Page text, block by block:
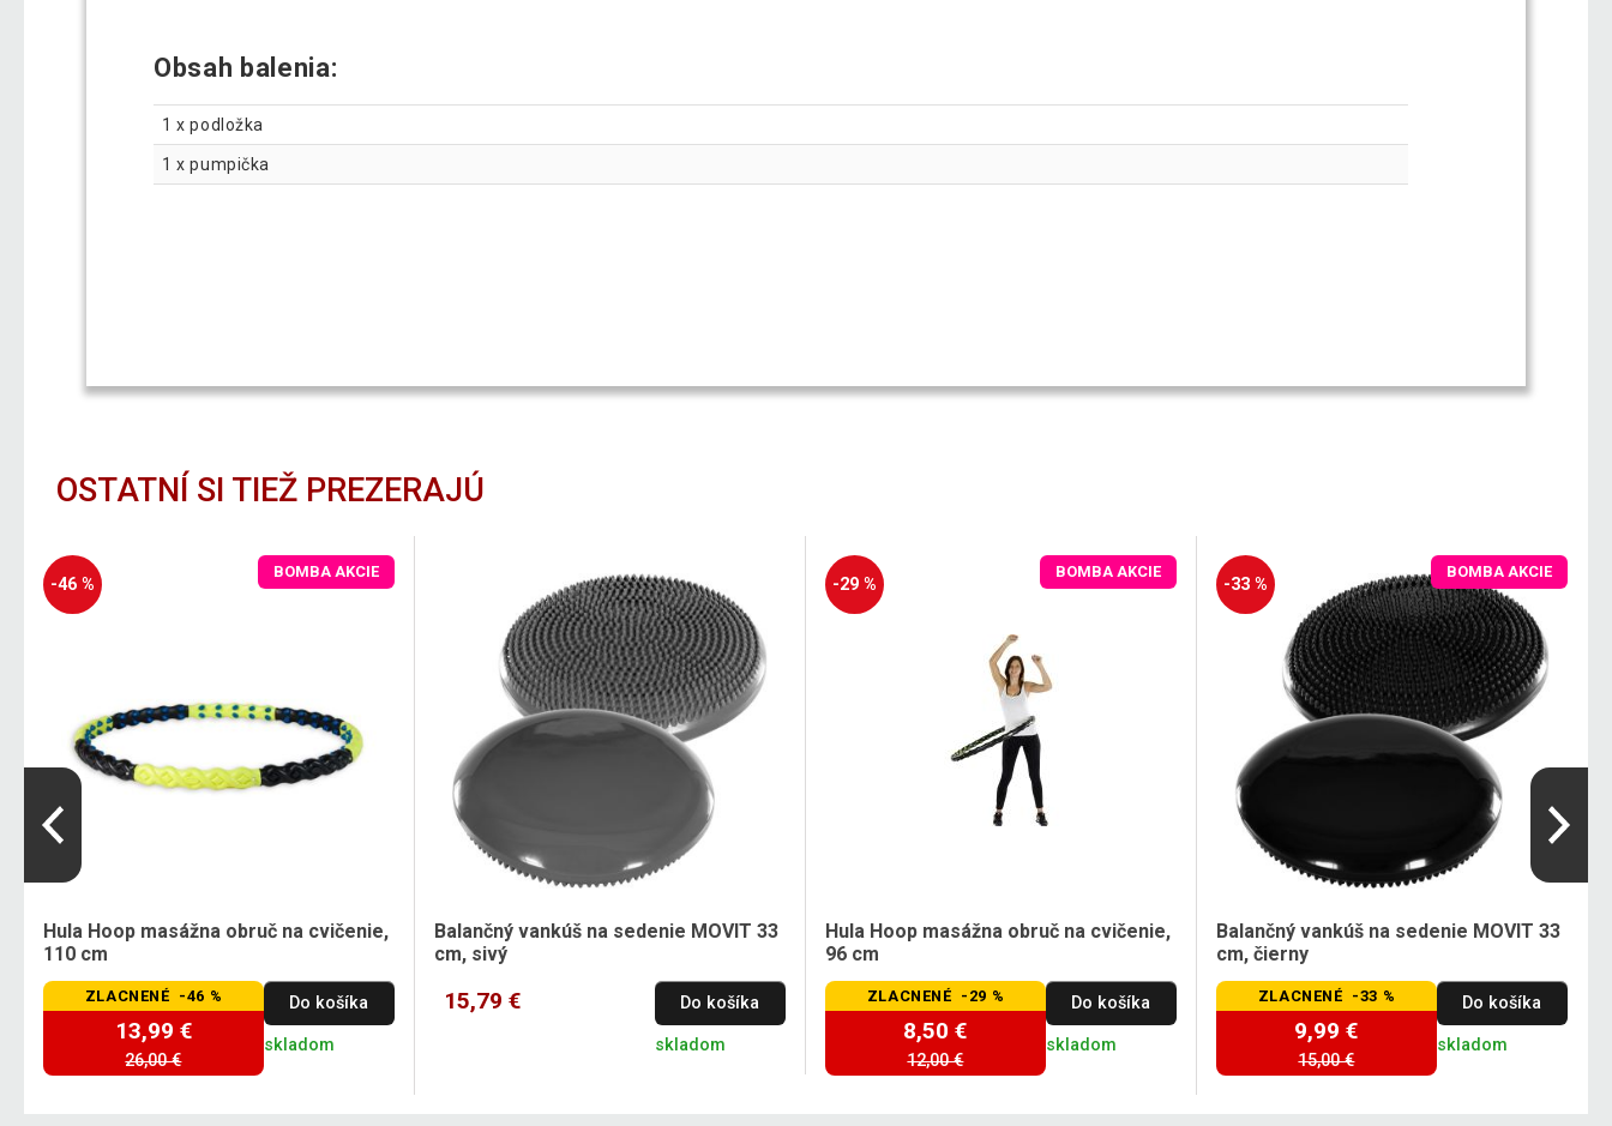
Obsah balenia:
1 x podložka
1 x pumpička
OSTATNÍ SI TIEŽ PREZERAJÚ
-46 %
BOMBA AKCIE
Hula Hoop masážna obruč na cvičenie,
110 cm
ZLACNENÉ -46 %
13,99 €
26,00 €
Do košíka
skladom
Balančný vankúš na sedenie MOVIT 33
cm, sivý
15,79 € Do košíka
skladom
-29 %
BOMBA AKCIE
Hula Hoop masážna obruč na cvičenie,
96 cm
ZLACNENÉ -29 %
8,50 €
12,00 €
Do košíka
skladom
-33 %
BOMBA AKCIE
Balančný vankúš na sedenie MOVIT 33
cm, čierny
ZLACNENÉ -33 %
9,99 €
15,00 €
Do košíka
skladom